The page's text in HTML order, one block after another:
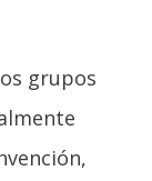
grupos